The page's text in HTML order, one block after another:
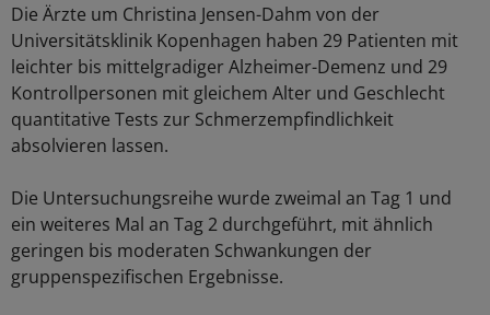
Die Ärzte um Christina Jensen-Dahm von der
Universitätsklinik Kopenhagen haben 29 Patienten mit
leichter bis mittelgradiger Alzheimer-Demenz und 29
Kontrollpersonen mit gleichem Alter und Geschlecht
quantitative Tests zur Schmerzempfindlichkeit
absolvieren lassen.
Die Untersuchungsreihe wurde zweimal an Tag 1 und
ein weiteres Mal an Tag 2 durchgeführt, mit ähnlich
geringen bis moderaten Schwankungen der
gruppenspezifischen Ergebnisse.